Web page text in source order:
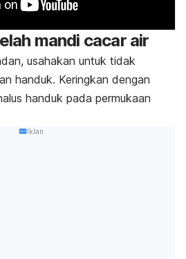
mandi cacar air
usahakan untuk tidak
handuk. Keringkan dengan
handuk pada permukaan
Iklan